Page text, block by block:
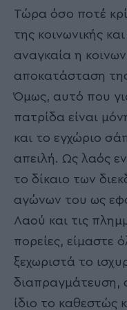
Τώρα όσο ποτέ
της κοινωνικής
αναγκαία η
αποκατάσταση
Όμως, αυτό που
πατρίδα είναι
και το εγχώριο
απειλή. Ως λαός
το δίκαιο των
αγώνων του ως
Λαού και τις
πορείες, είμαστε
ξεχωριστά το
διαπραγμάτευση,
ίδιο το καθεστώς